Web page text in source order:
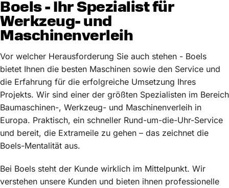
Boels - Ihr Spezialist für
Werkzeug- und
Maschinenverleih
Vor welcher Herausforderung Sie auch stehen - Boels
bietet Ihnen die besten Maschinen sowie den Service und
die Erfahrung für die erfolgreiche Umsetzung Ihres
Projekts. Wir sind einer der größten Spezialisten im Bereich
Baumaschinen-, Werkzeug- und Maschinenverleih in
Europa. Praktisch, ein schneller Rund-um-die-Uhr-Service
und bereit, die Extrameile zu gehen – das zeichnet die
Boels-Mentalität aus.
Bei Boels steht der Kunde wirklich im Mittelpunkt. Wir
verstehen unsere Kunden und bieten ihnen professionelle